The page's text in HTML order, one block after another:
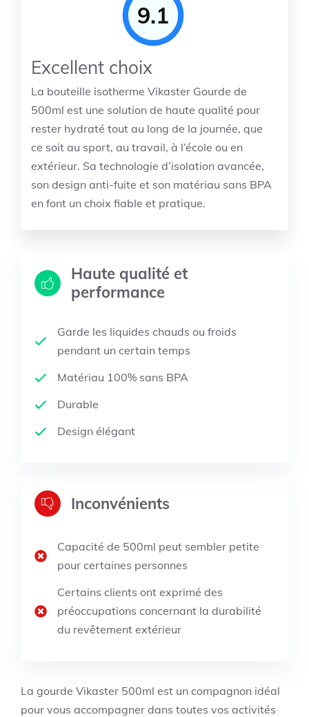
9.1
Excellent choix
La bouteille isotherme Vikaster Gourde de
500ml est une solution de haute qualité pour
rester hydraté tout au long de la journée, que
ce soit au sport, au travail, à l’école ou en
extérieur. Sa technologie d’isolation avancée,
son design anti-fuite et son matériau sans BPA
en font un choix fiable et pratique.
Haute qualité et
performance
Garde les liquides chauds ou froids
pendant un certain temps
Matériau 100% sans BPA
Durable
Design élégant
Inconvénients
Capacité de 500ml peut sembler petite
pour certaines personnes
Certains clients ont exprimé des
préoccupations concernant la durabilité
du revêtement extérieur
La gourde Vikaster 500ml est un compagnon idéal
pour vous accompagner dans toutes vos activités